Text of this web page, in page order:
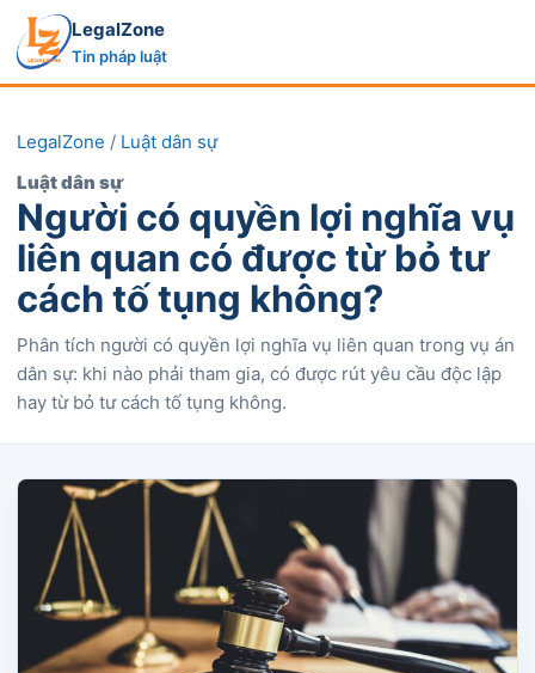
LegalZone
Tin pháp luật
LegalZone / Luật dân sự
Luật dân sự
Người có quyền lợi nghĩa vụ
liên quan có được từ bỏ tư
cách tố tụng không?
Phân tích người có quyền lợi nghĩa vụ liên quan trong vụ án
dân sự: khi nào phải tham gia, có được rút yêu cầu độc lập
hay từ bỏ tư cách tố tụng không.